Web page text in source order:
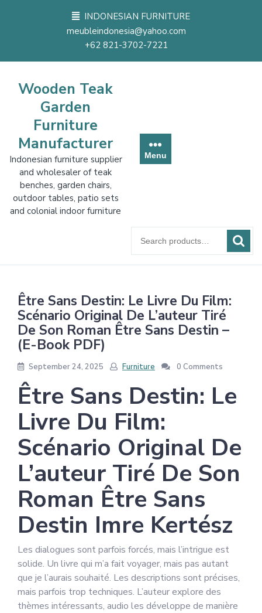
INDONESIAN FURNITURE
meubleindonesia@yahoo.com
+62 821-3702-7221
Wooden Teak
Garden
Furniture
Manufacturer
Indonesian furniture supplier
and wholesaler of teak
benches, garden chairs,
outdoor tables, patio sets
and colonial indoor furniture
Menu
for:
Être Sans Destin: Le Livre Du Film:
Scénario Original De L’auteur Tiré
De Son Roman Être Sans Destin –
(E-Book PDF)
September 24, 2025 Furniture 0 Comments
Être Sans Destin: Le
Livre Du Film:
Scénario Original De
L’auteur Tiré De Son
Roman Être Sans
Destin Imre Kertész
Les dialogues sont parfois forcés, mais l’intrigue est
solide. Un livre qui m’a fait voyager, mais pas autant
que je l’aurais souhaité. Les descriptions sont précises,
mais parfois trop techniques. L’auteur explore des
thèmes intéressants, audio les développe de manière